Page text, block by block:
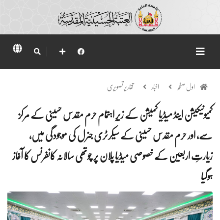
اول صفحہ اخبار تقاریر تصویری
کمیونیکیشن اینڈ میڈیا کمیشن کے زیرِ اہتمام حرم مقدس حسینی کے مرکز
سے، اور حرم مقدس حسینی کے سیکرٹری جنرل کی موجودگی میں،
زیارتِ اربعین کے خصوصی میڈیا پلان پر چوتھی سالانہ کانفرنس کا آغاز
ہوگیا